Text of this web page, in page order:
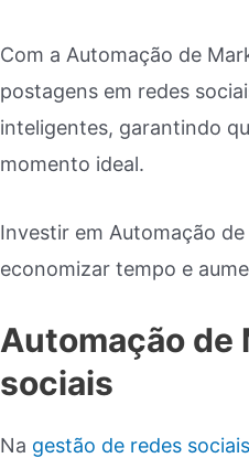
Com a Automação de
postagens em redes
inteligentes, garantindo
momento ideal.
Investir em Automação
economizar tempo e
Automação de
sociais
Na gestão de redes sociais